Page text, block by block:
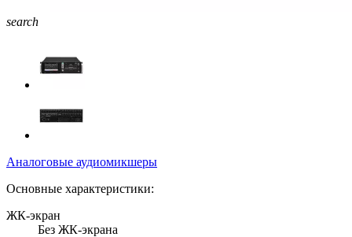
search
Аналоговые аудиомикшеры
Основные характеристики:
ЖК-экран
Без ЖК-экрана